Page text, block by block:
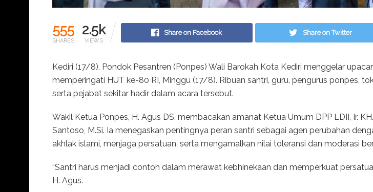
555
SHARES
2.5k
VIEWS
Share on Facebook Share on Twitter
Kediri (17/8). Pondok Pesantren (Ponpes) Wali Barokah Kota Kediri menggelar
memperingati HUT ke-80 RI, Minggu (17/8). Ribuan santri, guru, pengurus ponpes,
serta pejabat sekitar hadir dalam acara tersebut.
Wakil Ketua Ponpes, H. Agus DS, membacakan amanat Ketua Umum DPP LDII, Ir.
Santoso, M.Si. Ia menegaskan pentingnya peran santri sebagai agen perubahan
akhlak islami, menjaga persatuan, serta mengamalkan nilai toleransi dan moderasi
“Santri harus menjadi contoh dalam merawat kebhinekaan dan memperkuat
H. Agus.